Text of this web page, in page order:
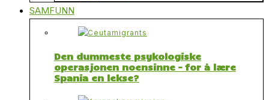
SAMFUNN
Den dummeste psykologiske
operasjonen noensinne – for å lære
Spania en lekse?